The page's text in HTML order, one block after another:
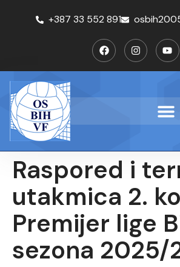
+387 33 552 891
Raspored i
utakmica 2.
Premijer lige
sezona 2025/